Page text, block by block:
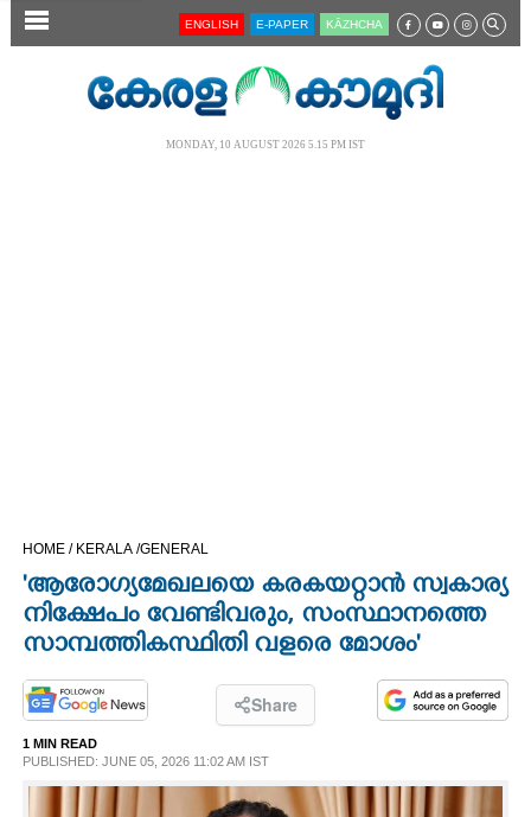
SECTIONS
CINEMA
OPINION
PHOTOS
LIFESTYLE
ENGLISH E-PAPER KĀZHCHA
MONDAY, 10 AUGUST 2026 5.15 PM IST
HOME / KERALA /GENERAL
'ആരോഗ്യമേഖലയെ കരകയറ്റാൻ സ്വകാര്യ
നിക്ഷേപം വേണ്ടിവരും, സംസ്ഥാനത്തെ
സാമ്പത്തികസ്ഥിതി വളരെ മോശം'
Share
1 MIN READ
PUBLISHED: JUNE 05, 2026 11:02 AM IST